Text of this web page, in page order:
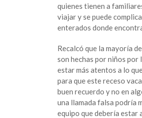
quienes tienen a
viajar y se puede
enterados donde
Recalcó que la mayoría
son hechas por niños por
estar más atentos a lo
para que este receso
buen recuerdo y no en
una llamada falsa podría
equipo que debería estar